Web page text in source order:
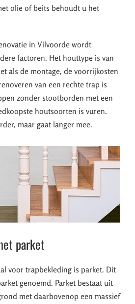
olie of beits behoudt u het
in Vilvoorde wordt
factoren. Het houttype is van
als de montage, de voorrijkosten
van een rechte trap is
zonder stootborden met een
houtsoorten is vuren.
maar gaat langer mee.
parket
voor trapbekleding is parket. Dit
genoemd. Parket bestaat uit
met daarbovenop een massief